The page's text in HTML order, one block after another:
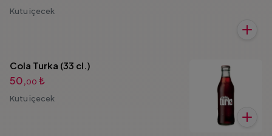
Kutu içecek
Cola Turka (33 cl.)
50,00 ₺
Kutu içecek